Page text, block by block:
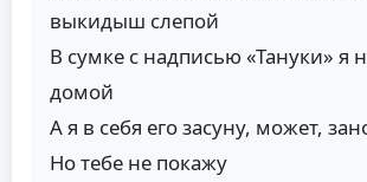
выкидыш слепой
В сумке с надписью «Тануки» я
домой
А я в себя его засуну, может,
Но тебе не покажу